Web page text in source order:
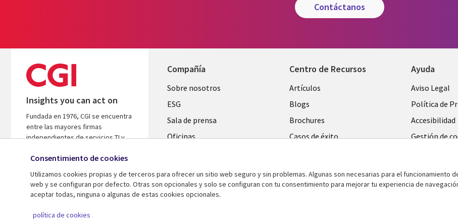
contáctanos
Insights you can act on
Fundada en 1976, CGI se encuentra
entre las mayores firmas
independientes de servicios TI y
Nos basamos en conocimientos y
rendimiento de tus inversiones.
Compañía
Useful
links
SPAIN
Sobre nosotros
ESG
Sala de prensa
Oficinas
Centro de Recursos
Library
Links
SPAIN
Artículos
Blogs
Brochures
Casos de éxito
Puntos de vista
Ayuda
Legal
SPAIN
Aviso Legal
Política de
Accesibilidad
Gestión de
Consentimiento de cookies
Utilizamos cookies propias y de terceros para ofrecer un sitio web seguro y sin problemas. Algunas son necesarias para el funcionamiento
web y se configuran por defecto. Otras son opcionales y solo se configuran con tu consentimiento para mejorar tu experiencia de
aceptar todas, ninguna o algunas de estas cookies opcionales.
política de cookies